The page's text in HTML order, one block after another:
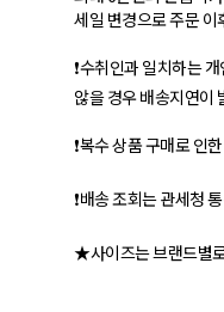
세일 변경으로 주문
❗수취인과 일치하는
않을 경우 배송지연이
❗복수 상품 구매로 인
❗배송 조회는 관세청
★사이즈는 브랜드별